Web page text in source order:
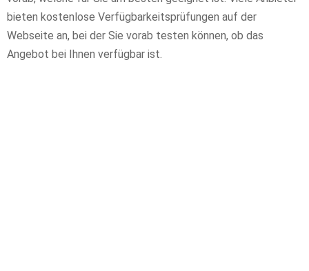
bieten kostenlose Verfügbarkeitsprüfungen auf der
Webseite an, bei der Sie vorab testen können, ob das
Angebot bei Ihnen verfügbar ist.